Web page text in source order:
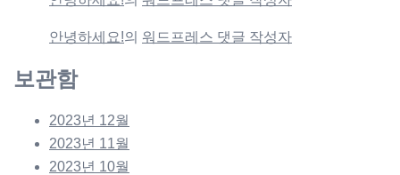
안녕하세요!의 워드프레스 댓글 작성자
보관함
2023년 12월
2023년 11월
2023년 10월